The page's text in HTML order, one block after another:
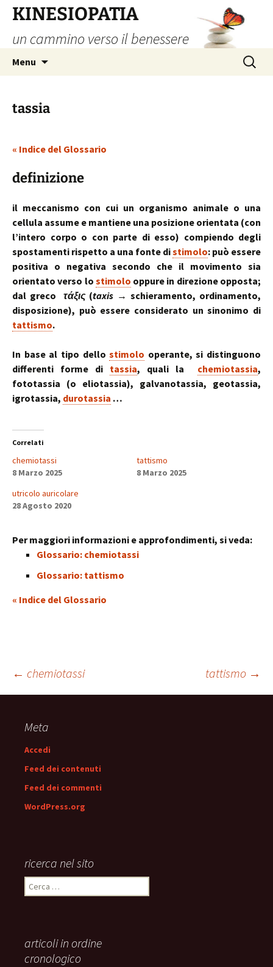
contenuto
KINESIOPATIA
un cammino verso il benessere
Menu
Ricerca
per:
tassia
« Indice del Glossario
definizione
il meccanismo con cui un organismo animale o una
cellula assume e mantiene una posizione orientata (con
l’intero corpo o con parte di esso) compiendo degli
spostamenti rispetto a una fonte distimolo: può essere
positiva o negativa secondo che il movimento sia
orientato verso lo stimolo oppure in direzione opposta;
dal greco τάξις(taxis → schieramento, ordinamento,
disposizione), può essere considerato un sinonimo di
tattismo.
In base al tipo dellostimolo operante, si distinguono
differenti forme di tassia, quali la chemiotassia,
fototassia (o eliotassia), galvanotassia, geotassia,
igrotassia, durotassia …
Correlati
chemiotassi
8 Marzo 2025
tattismo
8 Marzo 2025
utricolo auricolare
28 Agosto 2020
Per maggiori informazioni e approfondimenti, si veda:
Glossario: chemiotassi
Glossario: tattismo
« Indice del Glossario
Navigazione
articolo
← chemiotassi tattismo →
Meta
Accedi
Feed dei contenuti
Feed dei commenti
WordPress.org
ricerca nel sito
Ricerca
per:
articoli in ordine
cronologico